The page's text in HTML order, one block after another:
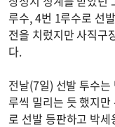
루수, 4번 1루수로 선
전을 치렀지만 사직구
다.
전날(7일) 선발 투수
루씩 밀리는 듯 했지
로 선발 등판하고 박